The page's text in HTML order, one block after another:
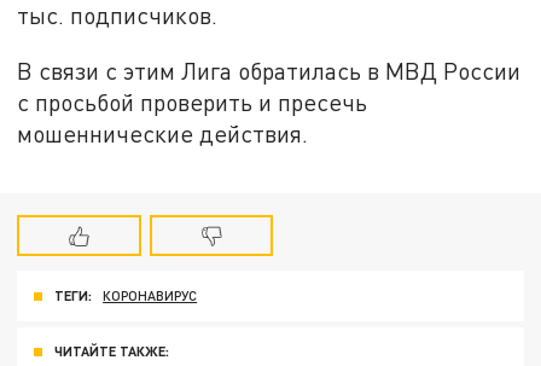
тыс. подписчиков.
В связи с этим Лига обратилась в МВД России
с просьбой проверить и пресечь
мошеннические действия.
ТЕГИ: КОРОНАВИРУС
ЧИТАЙТЕ ТАКЖЕ: